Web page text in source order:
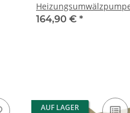
180mm Baulänge 6 m
164,90 € *
AUF LAGER